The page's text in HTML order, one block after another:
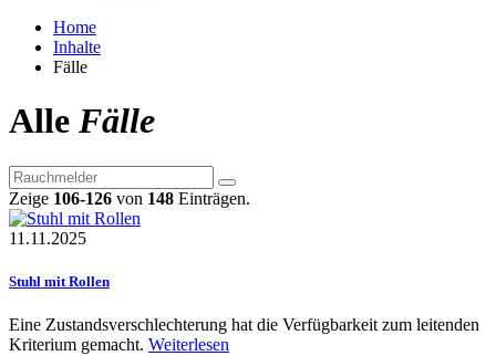
Home
Inhalte
Fälle
Alle Fälle
Zeige 106-126 von 148 Einträgen.
11.11.2025
Stuhl mit Rollen
Eine Zustandsverschlechterung hat die Verfügbarkeit zum leitenden
Kriterium gemacht. Weiterlesen